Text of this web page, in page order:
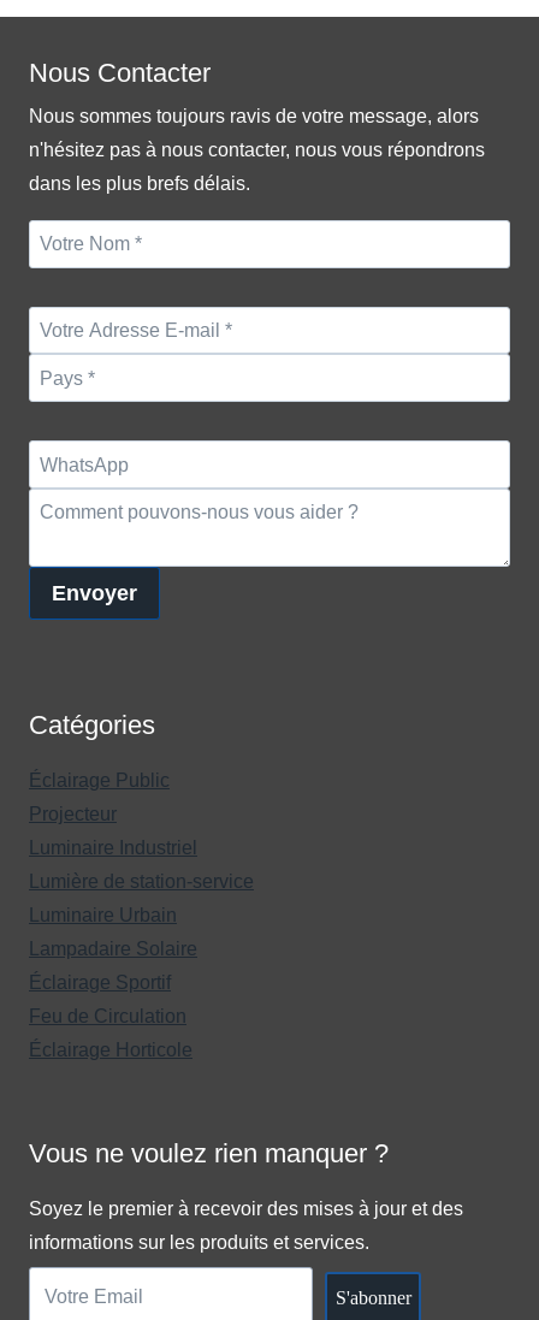
Nous Contacter
Nous sommes toujours ravis de votre message, alors
n'hésitez pas à nous contacter, nous vous répondrons
dans les plus brefs délais.
Envoyer
Catégories
Éclairage Public
Projecteur
Luminaire Industriel
Lumière de station-service
Luminaire Urbain
Lampadaire Solaire
Éclairage Sportif
Feu de Circulation
Éclairage Horticole
Vous ne voulez rien manquer ?
Soyez le premier à recevoir des mises à jour et des
informations sur les produits et services.
S'abonner